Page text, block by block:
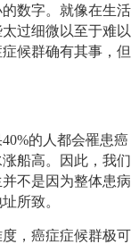
数字。就像在生活
过细微以至于难以
候群确有其事，但
的人都会罹患癌
船高。因此，我们
不是因为整体患病
所致。
，癌症症候群极可